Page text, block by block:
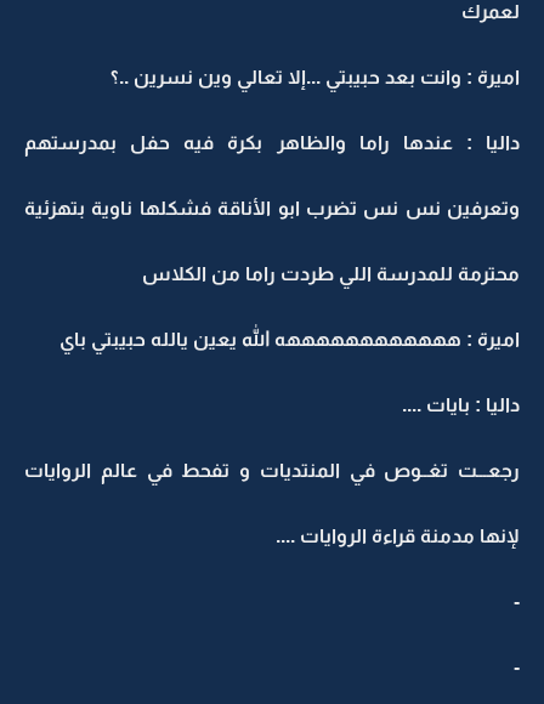
لعمرك
اميرة : وانت بعد حبيبتي ...إلا تعالي وين نسرين ..؟
داليا : عندها راما والظاهر بكرة فيه حفل بمدرستهم
وتعرفين نس نس تضرب ابو الأناقة فشكلها ناوية بتهزئية
محترمة للمدرسة اللي طردت راما من الكلاس
اميرة : ههههههههههههه الله يعين يالله حبيبتي باي
داليا : بايات ....
رجعـــت تغــوص في المنتديات و تفحط في عالم الروايات
لإنها مدمنة قراءة الروايات ....
-
-